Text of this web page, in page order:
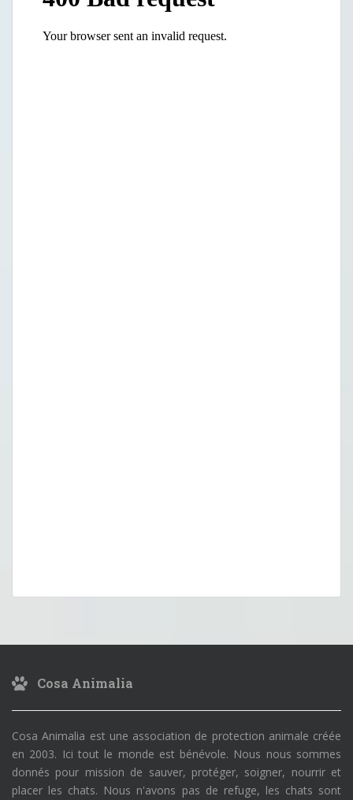
Cosa Animalia
Cosa Animalia est une association de protection animale créée
en 2003. Ici tout le monde est bénévole. Nous nous sommes
donnés pour mission de sauver, protéger, soigner, nourrir et
placer les chats. Nous n'avons pas de refuge, les chats sont